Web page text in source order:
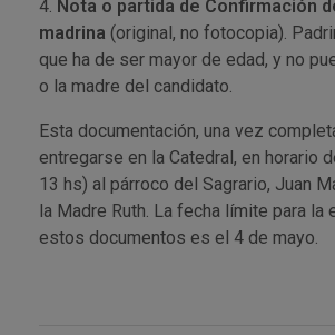
4. Nota o partida de Confirmación
madrina (original, no fotocopia).
que ha de ser mayor de edad, y no
o la madre del candidato.
Esta documentación, una vez
entregarse en la Catedral, en horario
13 hs) al párroco del Sagrario, Juan
la Madre Ruth. La fecha límite para la
estos documentos es el 4 de mayo.